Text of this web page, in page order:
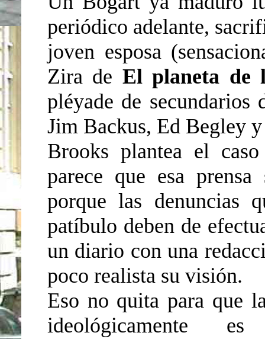
periódico adelante,
joven esposa
Zira de El planeta de
pléyade de
Jim Backus, Ed Begley
Brooks plantea el
parece que esa
porque las denuncias
patíbulo deben de
un diario con una
poco realista su visión.
Eso no quita para que
ideológicamente